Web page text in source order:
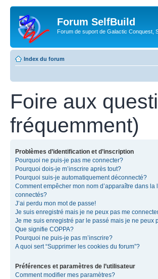
Forum SelfBuild
Forum de suport de Galactic Conquest,
Index du forum
Foire aux
fréquemment)
Problèmes d’identification et d’inscription
Pourquoi ne puis-je pas me connecter?
Pourquoi dois-je m’inscrire après tout?
Pourquoi suis-je automatiquement déconnecté?
Comment empêcher mon nom d’apparaître dans la
connectés?
J’ai perdu mon mot de passe!
Je suis enregistré mais je ne peux pas me
Je me suis enregistré par le passé mais je ne peux
Que signifie COPPA?
Pourquoi ne puis-je pas m’inscrire?
A quoi sert “Supprimer les cookies du forum”?
Préférences et paramètres de l’utilisateur
Comment modifier mes paramètres?